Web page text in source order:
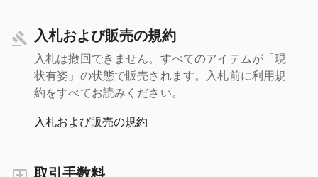
入札および販売の規約
入札は撤回できません。すべてのアイテムが「現
状有姿」の状態で販売されます。入札前に利用規
約をすべてお読みください。
入札および販売の規約
取引手数料